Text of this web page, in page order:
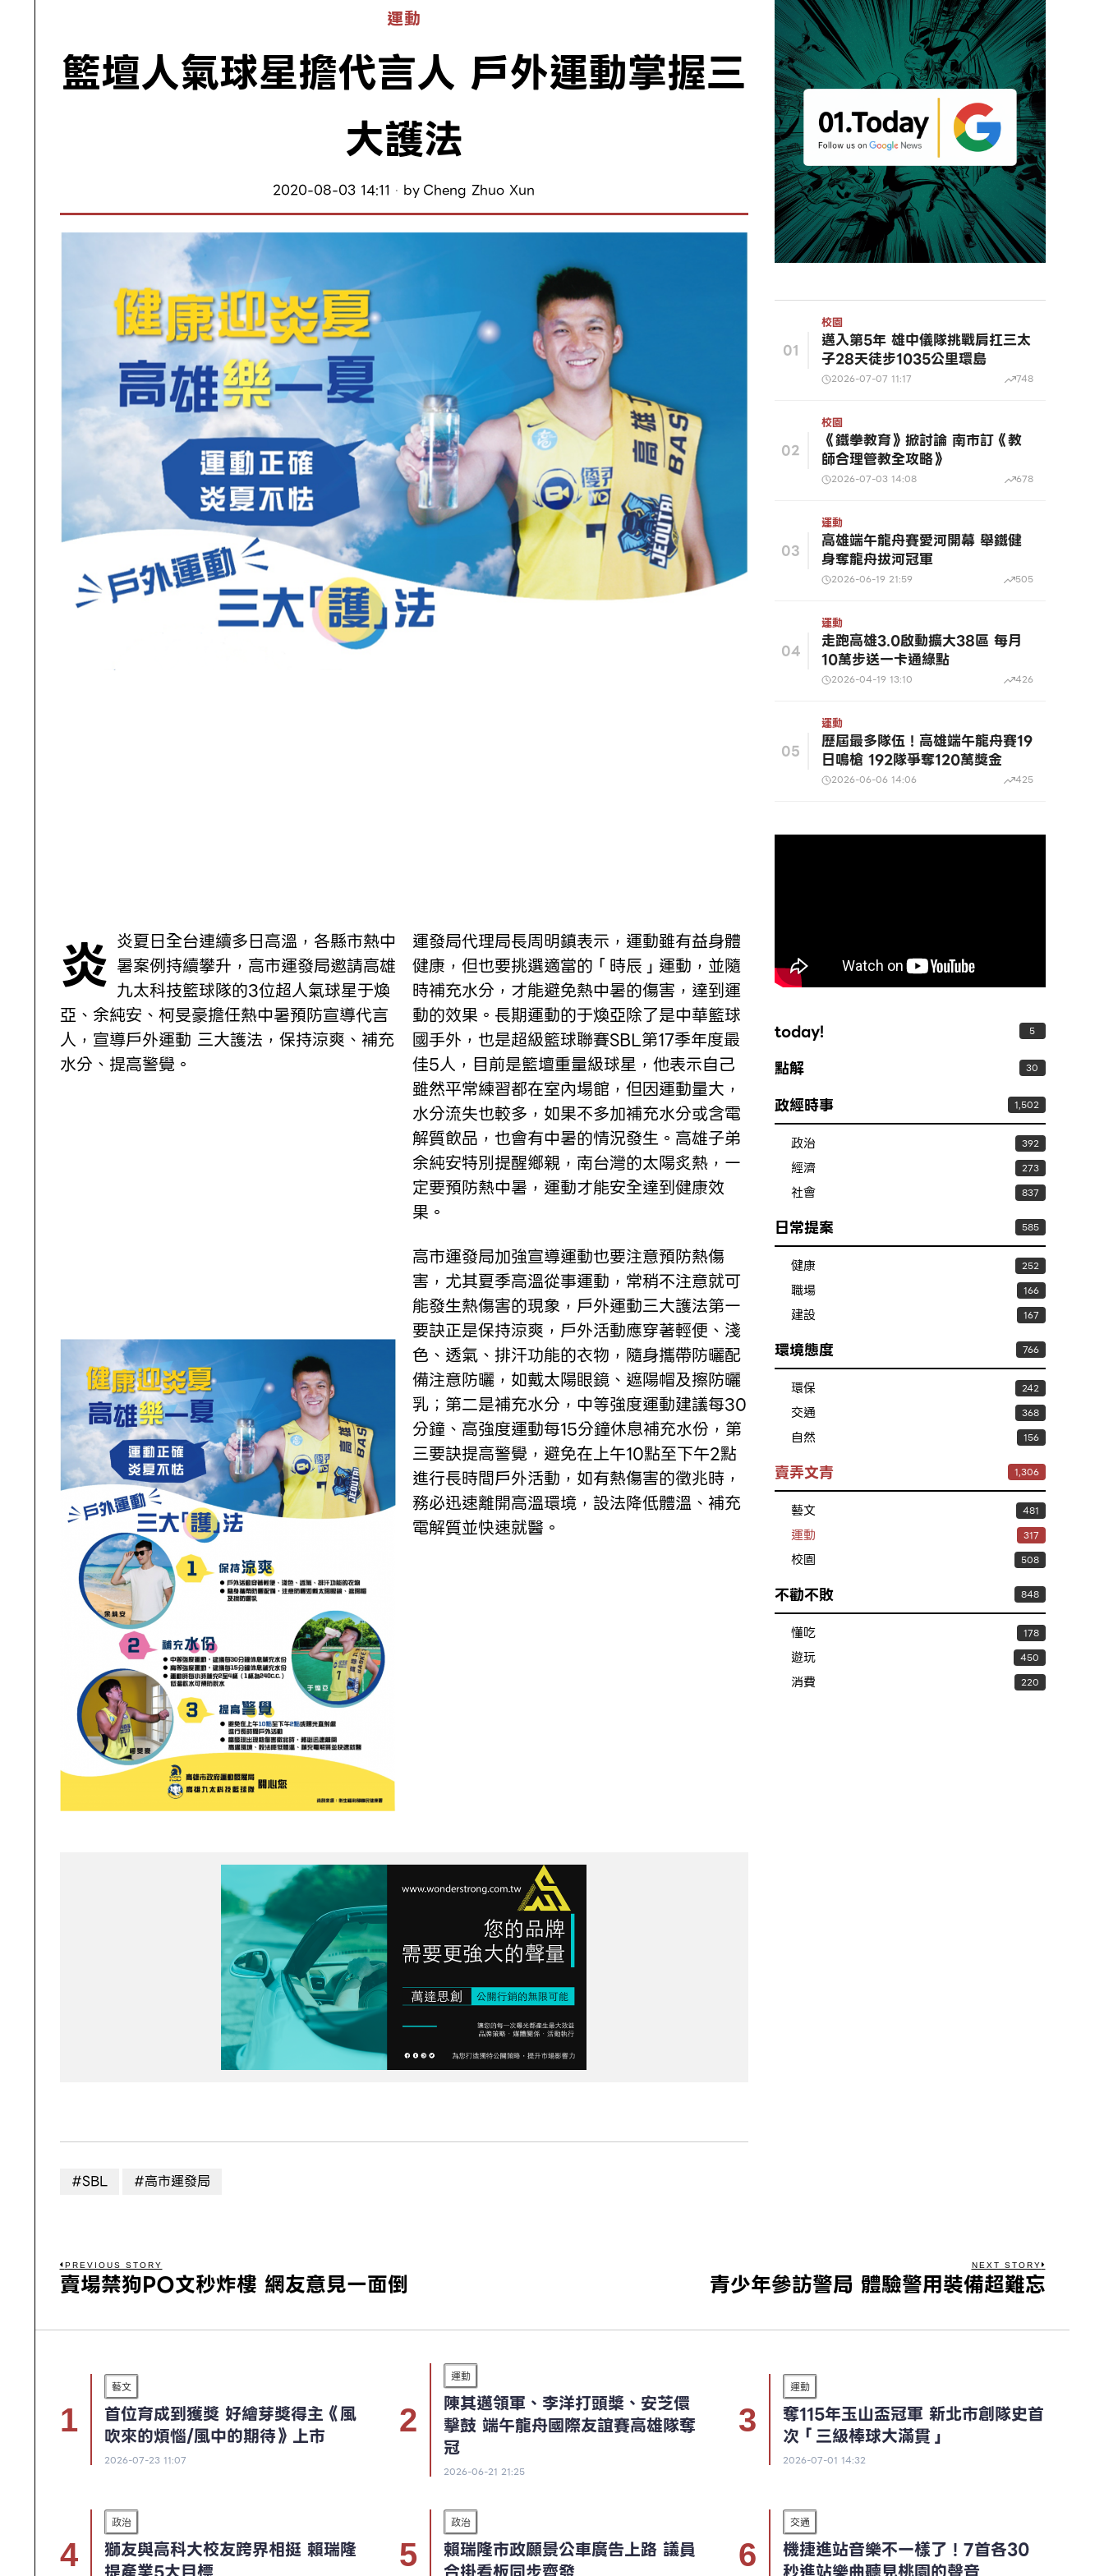
運動
籃壇人氣球星擔代言人 戶外運動掌握三
大護法
2020-08-03 14:11 by Cheng Zhuo Xun
炎炎夏日全台連續多日高溫，各縣市熱中 暑案例持續攀升，高市運發局邀請高雄
九太科技籃球隊的3位超人氣球星于煥
亞、余純安、柯旻豪擔任熱中暑預防宣導代言
人，宣導戶外運動 三大護法，保持涼爽、補充
水分、提高警覺。
運發局代理局長周明鎮表示，運動雖有益身體
健康，但也要挑選適當的「時辰」運動，並隨
時補充水分，才能避免熱中暑的傷害，達到運
動的效果。長期運動的于煥亞除了是中華籃球
國手外，也是超級籃球聯賽SBL第17季年度最
佳5人，目前是籃壇重量級球星，他表示自己
雖然平常練習都在室內場館，但因運動量大，
水分流失也較多，如果不多加補充水分或含電
解質飲品，也會有中暑的情況發生。高雄子弟
余純安特別提醒鄉親，南台灣的太陽炙熱，一
定要預防熱中暑，運動才能安全達到健康效
果。
高市運發局加強宣導運動也要注意預防熱傷
害，尤其夏季高溫從事運動，常稍不注意就可
能發生熱傷害的現象，戶外運動三大護法第一
要訣正是保持涼爽，戶外活動應穿著輕便、淺
色、透氣、排汗功能的衣物，隨身攜帶防曬配
備注意防曬，如戴太陽眼鏡、遮陽帽及擦防曬
乳；第二是補充水分，中等強度運動建議每30
分鐘、高強度運動每15分鐘休息補充水份，第
三要訣提高警覺，避免在上午10點至下午2點
進行長時間戶外活動，如有熱傷害的徵兆時，
務必迅速離開高溫環境，設法降低體溫、補充
電解質並快速就醫。
#SBL #高市運發局
01
校園
邁入第5年 雄中儀隊挑戰肩扛三太
子28天徒步1035公里環島
2026-07-07 11:17 748
02
校園
《鐵拳教育》掀討論 南市訂《教
師合理管教全攻略》
2026-07-03 14:08 678
03
運動
高雄端午龍舟賽愛河開幕 舉鐵健
身奪龍舟拔河冠軍
2026-06-19 21:59 505
04
運動
走跑高雄3.0啟動擴大38區 每月
10萬步送一卡通綠點
2026-04-19 13:10 426
05
運動
歷屆最多隊伍！高雄端午龍舟賽19
日鳴槍 192隊爭奪120萬獎金
2026-06-06 14:06 425
today! 5
點解 30
政經時事 1,502
政治 392
經濟 273
社會 837
日常提案 585
健康 252
職場 166
建設 167
環境態度 766
環保 242
交通 368
自然 156
賣弄文青 1,306
藝文 481
運動 317
校園 508
不勸不敗 848
懂吃 178
遊玩 450
消費 220
PREVIOUS STORY
賣場禁狗PO文秒炸樓 網友意見一面倒
NEXT STORY
青少年參訪警局 體驗警用裝備超難忘
藝文
首位育成到獲獎 好繪芽獎得主《風
吹來的煩惱/風中的期待》上市
2026-07-23 11:07
運動
陳其邁領軍、李洋打頭槳、安芝儇
擊鼓 端午龍舟國際友誼賽高雄隊奪
冠
2026-06-21 21:25
運動
奪115年玉山盃冠軍 新北市創隊史首
次「三級棒球大滿貫」
2026-07-01 14:32
政治
獅友與高科大校友跨界相挺 賴瑞隆
政治
賴瑞隆市政願景公車廣告上路 議員
交通
機捷進站音樂不一樣了！7首各30